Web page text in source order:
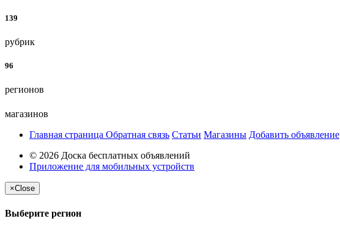
139
рубрик
96
регионов
магазинов
Главная страница Обратная связь Статьи Магазины Добавить объявление
© 2026 Доска бесплатных объявлений
Приложение для мобильных устройств
×Close
Выберите регион